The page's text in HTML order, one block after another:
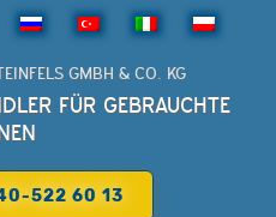
GMBH & CO. KG
FÜR GEBRAUCHTE
522 60 13